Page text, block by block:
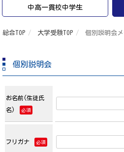
中高一貫校中学生
総合TOP 大学受験TOP 個別説明会
個別説明会
お名前(生徒氏
名)
必須
フリガナ 必須